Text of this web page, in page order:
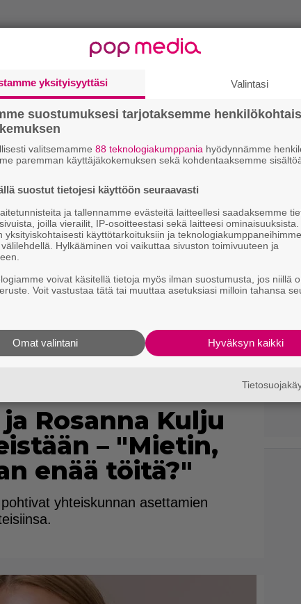
Rosanna Kulju
– "Mietin,
enää töitä?"
yhteiskunnan asettamien
yksityisyyttäsi Valintasi
suostumuksesi tarjotaksemme
valitsemamme 88 teknologiakumppania hyödynnämme
paremman käyttäjäkokemuksen sekä kohdentaaksemme
suostut tietojesi käyttöön seuraavasti
ja tallennamme evästeitä laitteellesi saadaksemme
joilla vierailit, IP-osoitteestasi sekä laitteesi
yksityiskohtaisesti käyttötarkoituksiin ja teknologiakumppaneihimme
Hylkääminen voi vaikuttaa sivuston toimivuuteen ja
voivat käsitellä tietoja myös ilman suostumusta, jos niillä
Voit vastustaa tätä tai muuttaa asetuksiasi milloin tahansa
Hyväksyn kaikki
Omat valintani